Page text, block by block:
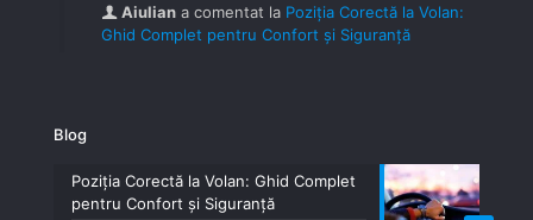
Aiulian a comentat la Poziția Corectă la Volan:
Ghid Complet pentru Confort și Siguranță
Blog
Poziția Corectă la Volan: Ghid Complet
pentru Confort și Siguranță